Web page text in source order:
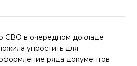
СВО в очередном докладе
упростить для
ряда документов